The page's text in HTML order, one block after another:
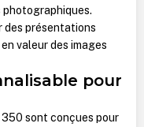
des présentations
valeur des images
pour
sont conçues pour